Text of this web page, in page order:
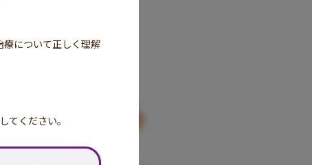
について正しく理解
てください。